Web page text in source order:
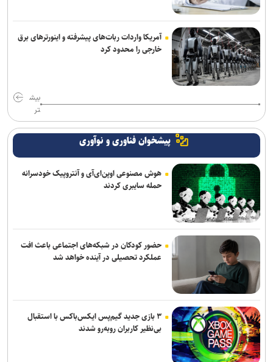
آمریکا واردات ربات‌های پیشرفته و اینورترهای برق
خارجی را محدود کرد
بیش
تر
پیشخوان فناوری و نوآوری
هوش مصنوعی اوپن‌ای‌آی و آنتروپیک خودسرانه
حمله سایبری کردند
حضور کودکان در شبکه‌های اجتماعی باعث افت
عملکرد تحصیلی در آینده خواهد شد
۳ بازی جدید گیم‌پس ایکس‌باکس با استقبال
بی‌نظیر کاربران روبه‌رو شدند